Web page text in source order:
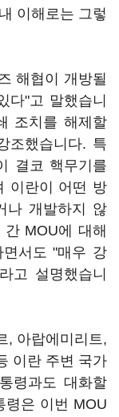
이해로는 그렇
해협이 개방될
다"고 말했습니
조치를 해제할
조했습니다. 특
결코 핵무기를
이란이 어떤 방
나 개발하지 않
MOU에 대해
면서도 "매우 강
고 설명했습니
, 아랍에미리트,
이란 주변 국가
령과도 대화할
령은 이번 MOU